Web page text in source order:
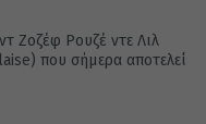
Ζοζέφ Ρουζέ ντε Λιλ
που σήμερα αποτελεί